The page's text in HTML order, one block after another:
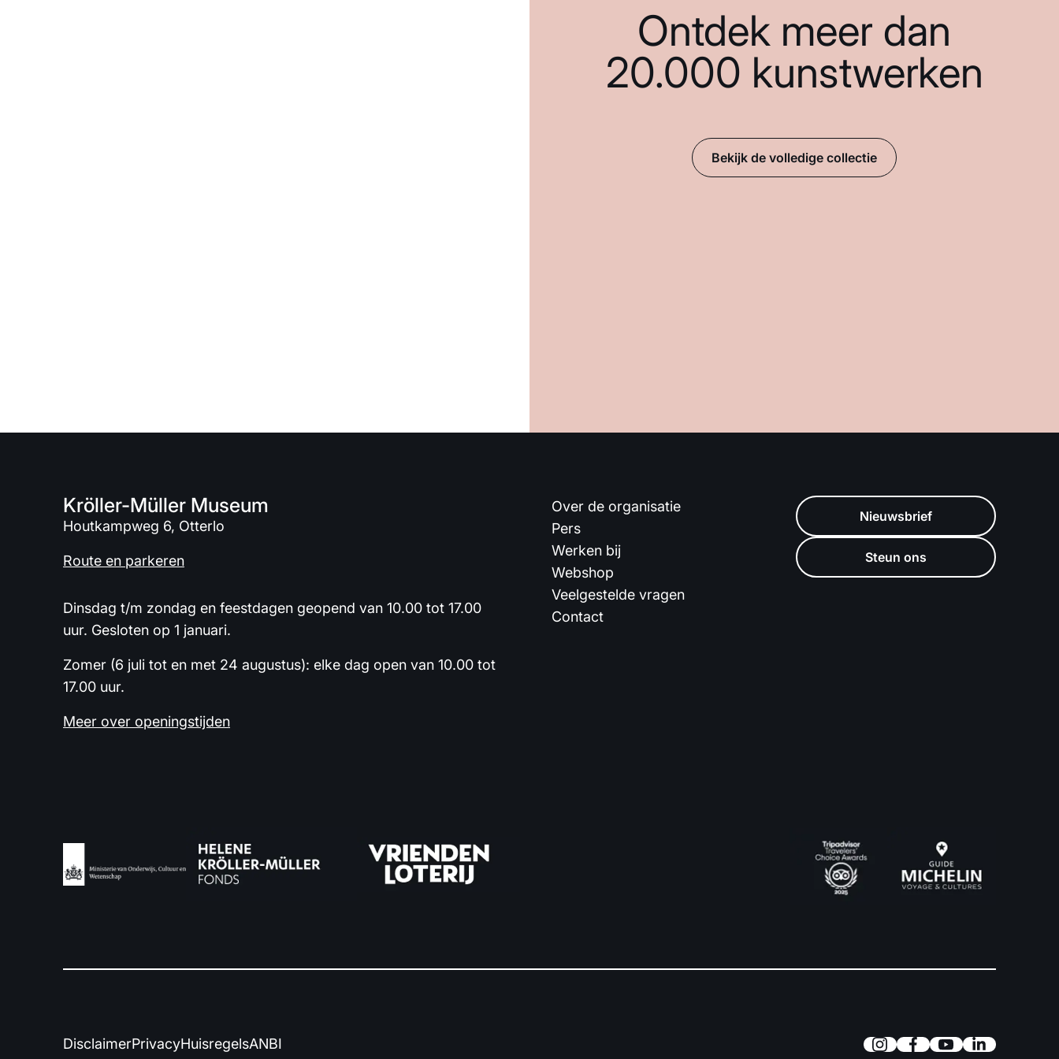
Ontdek meer dan
20.000 kunstwerken
Bekijk de volledige collectie
Kröller-Müller Museum
Houtkampweg 6, Otterlo
Route en parkeren
Dinsdag t/m zondag en feestdagen geopend van 10.00 tot 17.00
uur. Gesloten op 1 januari.
Zomer (6 juli tot en met 24 augustus): elke dag open van 10.00 tot
17.00 uur.
Meer over openingstijden
Over de organisatie
Pers
Werken bij
Webshop
Veelgestelde vragen
Contact
Nieuwsbrief
Steun ons
DisclaimerPrivacyHuisregelsANBI